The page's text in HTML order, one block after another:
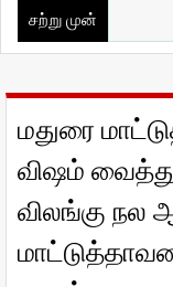
சற்று முன்
மதுரை
விஷம்
விலங்கு நல